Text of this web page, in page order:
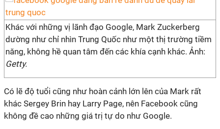
Khác với những vị lãnh đạo Google, Mark Zuckerberg
dường như chỉ nhìn Trung Quốc như một thị trường tiềm
năng, không hề quan tâm đến các khía cạnh khác. Ảnh:
Getty.
Có lẽ độ tuổi cũng như hoàn cảnh lớn lên của Mark rất
khác Sergey Brin hay Larry Page, nên Facebook cũng
không đề cao những giá trị tự do như Google.